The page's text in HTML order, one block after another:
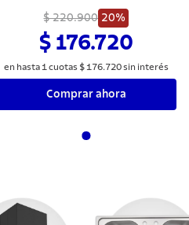
$ 220.900 20%
$ 176.720
en hasta 1 cuotas $ 176.720sin interés
Comprar ahora